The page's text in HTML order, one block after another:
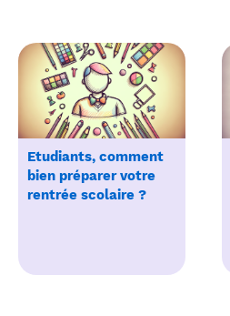
Etudiants, comment
bien préparer votre
rentrée scolaire ?